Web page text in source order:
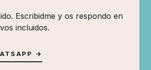
Escribidme y os respondo en
incluidos.
→